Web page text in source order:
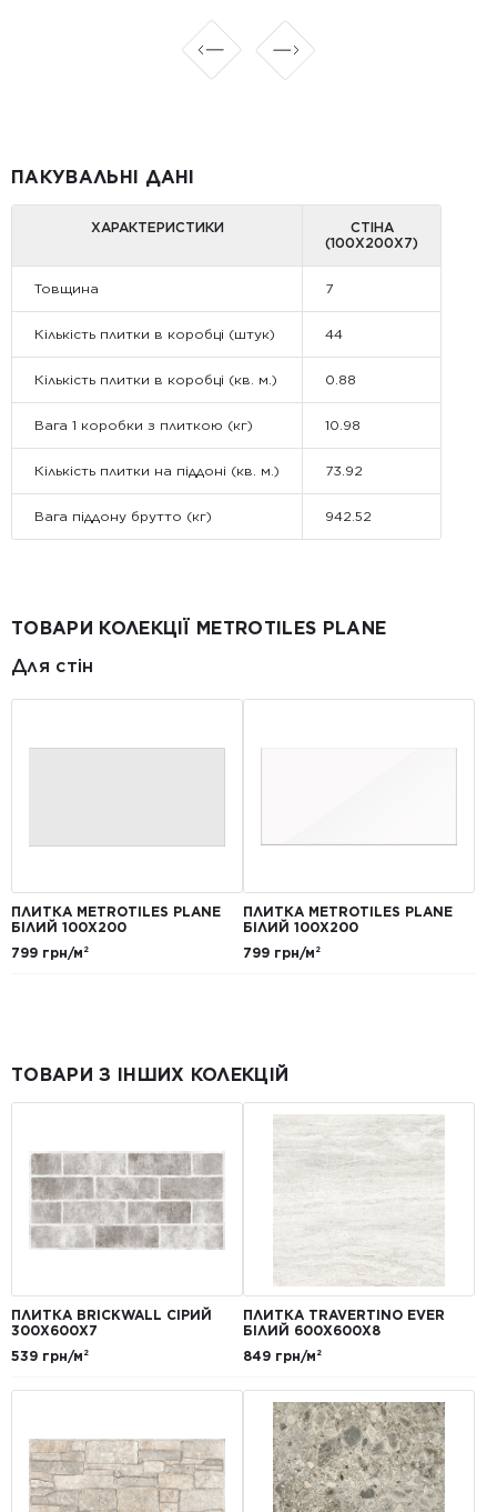
ПАКУВАЛЬНІ ДАНІ
ХАРАКТЕРИСТИКИ
СТІНА
(100Х200Х7)
Товщина 7
Кількість плитки в коробці (штук) 44
Кількість плитки в коробці (кв. м.) 0.88
Вага 1 коробки з плиткою (кг) 10.98
Кількість плитки на піддоні (кв. м.) 73.92
Вага піддону брутто (кг) 942.52
ТОВАРИ КОЛЕКЦІЇ METROTILES PLANE
Для стін
ПЛИТКА METROTILES PLANE
БІЛИЙ 100X200
799 грн/м²
ПЛИТКА METROTILES PLANE
БІЛИЙ 100X200
799 грн/м²
ТОВАРИ З ІНШИХ КОЛЕКЦІЙ
ПЛИТКА BRICKWALL СІРИЙ
300Х600Х7
539 грн/м²
ПЛИТКА TRAVERTINO EVER
БІЛИЙ 600Х600Х8
849 грн/м²